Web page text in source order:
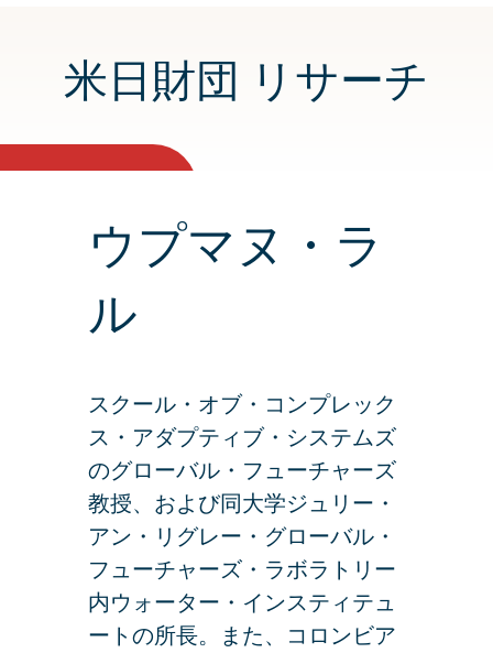
米日財団 リサーチ
ウプマヌ・ラ
ル
スクール・オブ・コンプレック
ス・アダプティブ・システムズ
のグローバル・フューチャーズ
教授、および同大学ジュリー・
アン・リグレー・グローバル・
フューチャーズ・ラボラトリー
内ウォーター・インスティテュ
ートの所長。また、コロンビア